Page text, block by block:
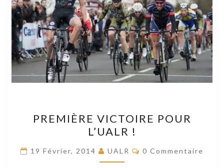
VICTOIRE
POUR
L’UALR
!
PREMIÈRE VICTOIRE POUR
L’UALR !
19 Février, 2014 UALR Commentaires
0 Commentaire